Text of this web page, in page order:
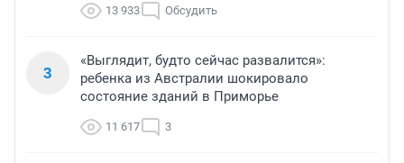
13 933 Обсудить
3
«Выглядит, будто сейчас развалится»:
ребенка из Австралии шокировало
состояние зданий в Приморье
11 617 3